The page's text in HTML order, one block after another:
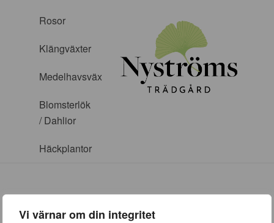
Vi värnar om din integritet
Rosor
Klängväxter
Medelhavsväxter
Blomsterlök
/ Dahlior
Häckplantor